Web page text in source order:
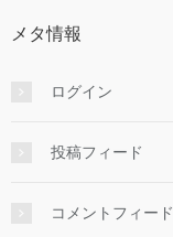
メタ情報
ログイン
投稿フィード
コメントフィード